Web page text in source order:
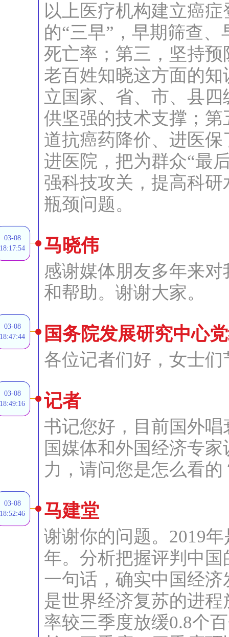
以上医疗机构建立癌
的“三早”，早期筛查
死亡率；第三，坚持
老百姓知晓这方面的
立国家、省、市、县
供坚强的技术支撑；
道抗癌药降价、进医
进医院，把为群众“最
强科技攻关，提高科
瓶颈问题。
03-08
18:17:54
马晓伟
感谢媒体朋友多年来
和帮助。谢谢大家。
03-08
18:47:44
国务院发展研究中心
各位记者们好，女士们
03-08
18:49:16
记者
书记您好，目前国外
国媒体和外国经济专
力，请问您是怎么看的
03-08
18:52:46
马建堂
谢谢你的问题。2019
年。分析把握评判中
一句话，确实中国经
是世界经济复苏的进
率较三季度放缓0.8个